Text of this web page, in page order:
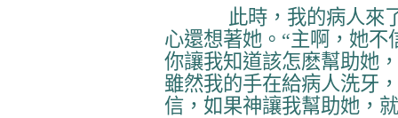
此時，我的病人來
心還想著她。“主啊，她
你讓我知道該怎麽幫助她
雖然我的手在給病人洗牙
信，如果神讓我幫助她，